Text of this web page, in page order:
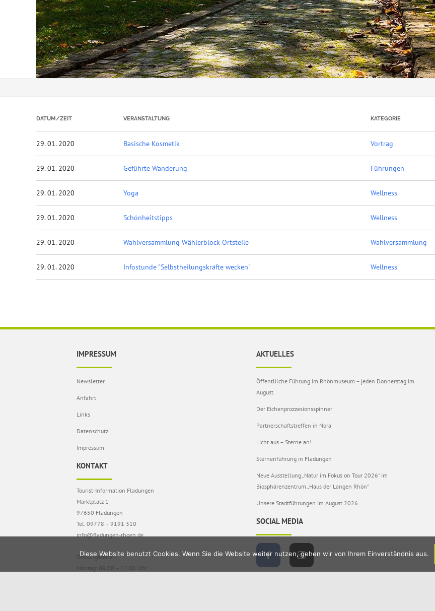
DATUM/ZEIT VERANSTALTUNG KATEGORIE
29. 01. 2020 Basische Kosmetik Vortrag
29. 01. 2020 Geführte Wanderung Führungen
29. 01. 2020 Yoga Wellness
29. 01. 2020 Schönheitstipps Wellness
29. 01. 2020 Wahlversammlung Wählerblock Ortsteile Wahlversammlung
29. 01. 2020 Infostunde "Selbstheilungskräfte wecken" Wellness
IMPRESSUM
Newsletter
Anfahrt
Links
Datenschutz
Impressum
KONTAKT
Tourist-Information Fladungen
Marktplatz 1
97650 Fladungen
Tel. 09778 – 9191 310
info@fladungen-rhoen.de
Öffnungszeiten:
Montag: 09.00 – 12.00 Uhr
AKTUELLES
Öffentlilche Führung im Rhönmuseum – jeden Donnerstag im
August
Der Eichenprozzesionsspinner
Partnerschaftstreffen in Nora
Licht aus – Sterne an!
Sternenführung in Fladungen
Neue Ausstellung „Natur im Fokus on Tour 2026“ im
Biosphärenzentrum „Haus der Langen Rhön“
Unsere Stadtführungen im August 2026
SOCIAL MEDIA
Diese Website benutzt Cookies. Wenn Sie die Website weiter nutzen, gehen wir von Ihrem Einverständnis aus.